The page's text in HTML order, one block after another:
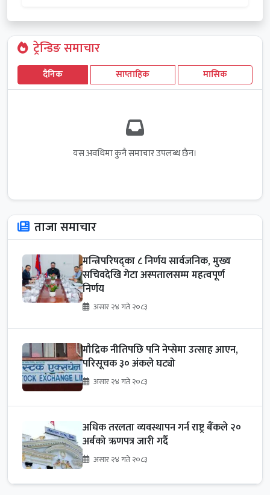
ट्रेन्डिङ समाचार
दैनिक साप्ताहिक मासिक
यस अवधिमा कुनै समाचार उपलब्ध छैन।
ताजा समाचार
मन्त्रिपरिषद्का ८ निर्णय सार्वजनिक, मुख्य
सचिवदेखि गेटा अस्पतालसम्म महत्वपूर्ण
निर्णय
असार २४ गते २०८३
मौद्रिक नीतिपछि पनि नेप्सेमा उत्साह आएन,
परिसूचक ३० अंकले घट्यो
असार २४ गते २०८३
अधिक तरलता व्यवस्थापन गर्न राष्ट्र बैंकले २०
अर्बको ऋणपत्र जारी गर्दै
असार २४ गते २०८३